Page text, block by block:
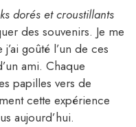
dorés et croustillants
des souvenirs. Je me
goûté l’un de ces
ami. Chaque
papilles vers de
cette expérience
aujourd’hui.